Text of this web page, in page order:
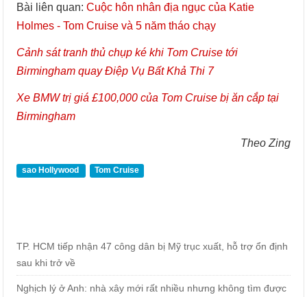
Bài liên quan:Cuộc hôn nhân địa ngục của Katie
Holmes - Tom Cruise và 5 năm tháo chạy
Cảnh sát tranh thủ chụp ké khi Tom Cruise tới
Birmingham quay Điệp Vụ Bất Khả Thi 7
Xe BMW trị giá £100,000 của Tom Cruise bị ăn cắp tại
Birmingham
Theo Zing
sao Hollywood Tom Cruise
TP. HCM tiếp nhận 47 công dân bị Mỹ trục xuất, hỗ trợ ổn định
sau khi trở về
Nghịch lý ở Anh: nhà xây mới rất nhiều nhưng không tìm được